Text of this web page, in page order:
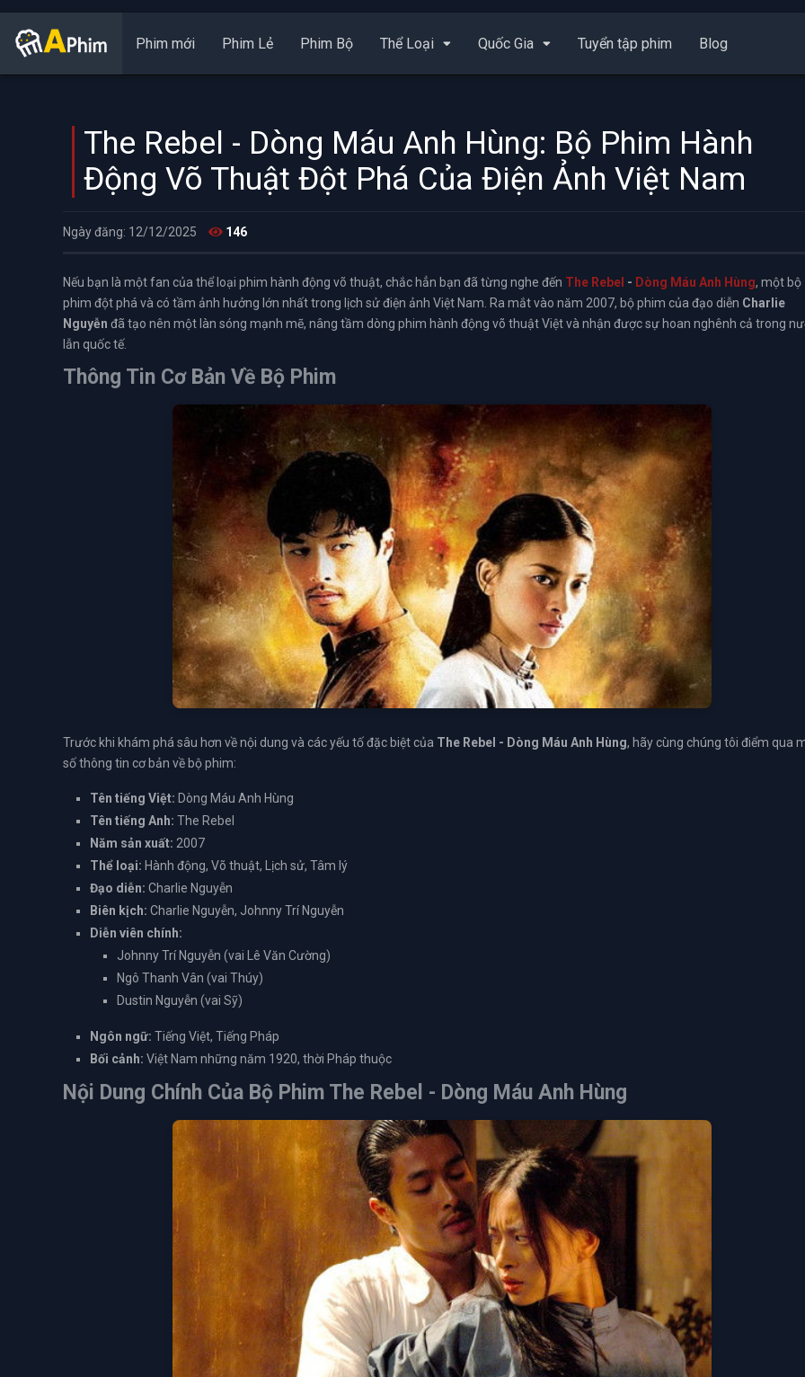
Phim mới Phim Lẻ Phim Bộ Thể Loại Quốc Gia Tuyển tập phim Blog
The Rebel - Dòng Máu Anh Hùng: Bộ Phim Hành
Động Võ Thuật Đột Phá Của Điện Ảnh Việt Nam
Ngày đăng: 12/12/2025 146
Nếu bạn là một fan của thể loại phim hành động võ thuật, chắc hẳn bạn đã từng nghe đến The Rebel - Dòng Máu Anh Hùng, một bộ
phim đột phá và có tầm ảnh hưởng lớn nhất trong lịch sử điện ảnh Việt Nam. Ra mắt vào năm 2007, bộ phim của đạo diễn Charlie
Nguyễn đã tạo nên một làn sóng mạnh mẽ, nâng tầm dòng phim hành động võ thuật Việt và nhận được sự hoan nghênh cả trong
lẫn quốc tế.
Thông Tin Cơ Bản Về Bộ Phim
Trước khi khám phá sâu hơn về nội dung và các yếu tố đặc biệt của The Rebel - Dòng Máu Anh Hùng, hãy cùng chúng tôi điểm qua
số thông tin cơ bản về bộ phim:
Tên tiếng Việt: Dòng Máu Anh Hùng
Tên tiếng Anh: The Rebel
Năm sản xuất: 2007
Thể loại: Hành động, Võ thuật, Lịch sử, Tâm lý
Đạo diễn: Charlie Nguyễn
Biên kịch: Charlie Nguyễn, Johnny Trí Nguyễn
Diễn viên chính:
Johnny Trí Nguyễn (vai Lê Văn Cường)
Ngô Thanh Vân (vai Thúy)
Dustin Nguyễn (vai Sỹ)
Ngôn ngữ: Tiếng Việt, Tiếng Pháp
Bối cảnh: Việt Nam những năm 1920, thời Pháp thuộc
Nội Dung Chính Của Bộ Phim The Rebel - Dòng Máu Anh Hùng